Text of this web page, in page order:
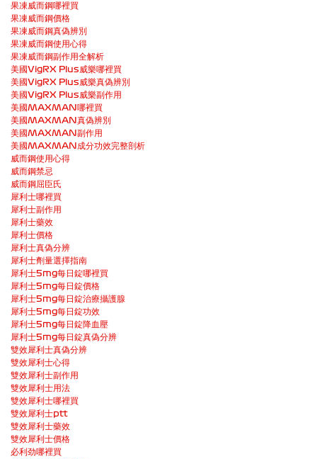
果凍威而鋼哪裡買
果凍威而鋼價格
果凍威而鋼真偽辨別
果凍威而鋼使用心得
果凍威而鋼副作用全解析
美國VigRX Plus威樂哪裡買
美國VigRX Plus威樂真偽辨別
美國VigRX Plus威樂副作用
美國MAXMAN哪裡買
美國MAXMAN真偽辨別
美國MAXMAN副作用
美國MAXMAN成分功效完整剖析
威而鋼使用心得
威而鋼禁忌
威而鋼屈臣氏
犀利士哪裡買
犀利士副作用
犀利士藥效
犀利士價格
犀利士真偽分辨
犀利士劑量選擇指南
犀利士5mg每日錠哪裡買
犀利士5mg每日錠價格
犀利士5mg每日錠治療攝護腺
犀利士5mg每日錠功效
犀利士5mg每日錠降血壓
犀利士5mg每日錠真偽分辨
雙效犀利士真偽分辨
雙效犀利士心得
雙效犀利士副作用
雙效犀利士用法
雙效犀利士哪裡買
雙效犀利士ptt
雙效犀利士藥效
雙效犀利士價格
必利劲哪裡買